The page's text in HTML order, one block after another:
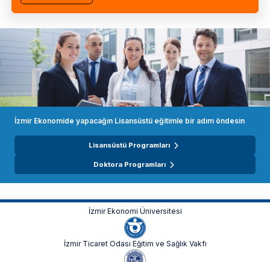
İzmir Ekonomide yapacağın Lisansüstü eğitimle bir adım öndesin
Lisansüstü Programları
Doktora Programları
İzmir Ekonomi Üniversitesi
İzmir Ticaret Odası Eğitim ve Sağlık Vakfı